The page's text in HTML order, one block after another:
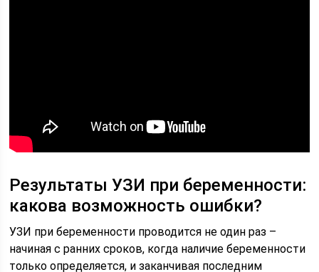
Результаты УЗИ при беременности:
какова возможность ошибки?
УЗИ при беременности проводится не один раз –
начиная с ранних сроков, когда наличие беременности
только определяется, и заканчивая последним